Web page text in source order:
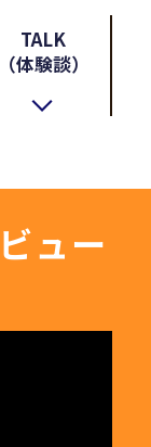
TALK
（体験談）
ュー